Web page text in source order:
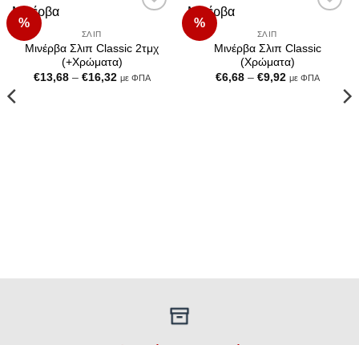
%
ΣΛΙΠ
Μινέρβα Σλιπ Classic 2τμχ
(+Χρώματα)
€13,68 – €16,32Price
range:
με ΦΠΑ
%
ΣΛΙΠ
Μινέρβα Σλιπ Classic
(Χρώματα)
€6,68 – €9,92Price
range:
με ΦΠΑ